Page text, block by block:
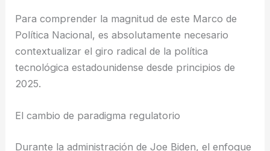
Para comprender la magnitud de este Marco de
Política Nacional, es absolutamente necesario
contextualizar el giro radical de la política
tecnológica estadounidense desde principios de
2025.
El cambio de paradigma regulatorio
Durante la administración de Joe Biden, el enfoque